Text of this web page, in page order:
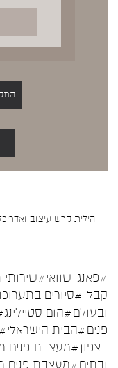
#פאנג-שוואי#שירותי
קבלן #סיורים
ובעולם#הום סטיילינג
פנים#הבית הישראלי
בצפון #מעצבת פנים
ובתים#מעצבת פנים